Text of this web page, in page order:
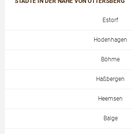
Estorf
Hodenhagen
Böhme
Haßbergen
Heemsen
Balge